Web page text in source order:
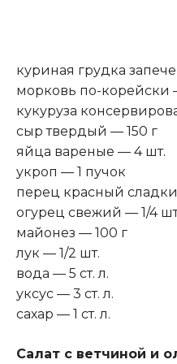
куриная грудка
морковь по-корейски
кукуруза
сыр твердый — 150 г
яйца вареные — 4 шт.
укроп — 1 пучок
перец красный
огурец свежий — 1/4
майонез — 100 г
лук — 1/2 шт.
вода — 5 ст. л.
уксус — 3 ст. л.
сахар — 1 ст. л.
Салат с ветчиной и